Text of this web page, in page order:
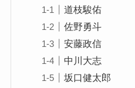
道枝駿佑
佐野勇斗
安藤政信
中川大志
坂口健太郎